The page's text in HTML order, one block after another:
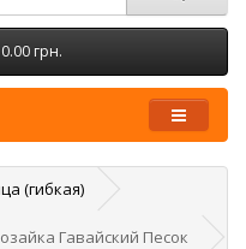
грн.
(гибкая)
Гавайский Песок